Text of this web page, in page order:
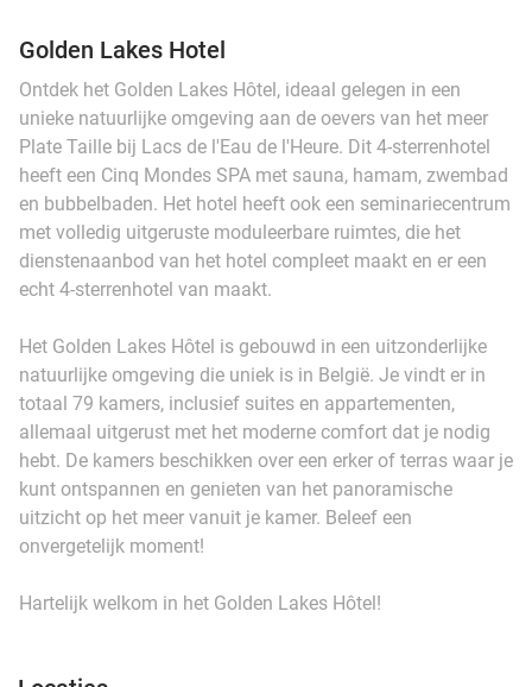
Golden Lakes Hotel
Ontdek het Golden Lakes Hôtel, ideaal gelegen in een
unieke natuurlijke omgeving aan de oevers van het meer
Plate Taille bij Lacs de l'Eau de l'Heure. Dit 4-sterrenhotel
heeft een Cinq Mondes SPA met sauna, hamam, zwembad
en bubbelbaden. Het hotel heeft ook een seminariecentrum
met volledig uitgeruste moduleerbare ruimtes, die het
dienstenaanbod van het hotel compleet maakt en er een
echt 4-sterrenhotel van maakt.
Het Golden Lakes Hôtel is gebouwd in een uitzonderlijke
natuurlijke omgeving die uniek is in België. Je vindt er in
totaal 79 kamers, inclusief suites en appartementen,
allemaal uitgerust met het moderne comfort dat je nodig
hebt. De kamers beschikken over een erker of terras waar je
kunt ontspannen en genieten van het panoramische
uitzicht op het meer vanuit je kamer. Beleef een
onvergetelijk moment!
Hartelijk welkom in het Golden Lakes Hôtel!